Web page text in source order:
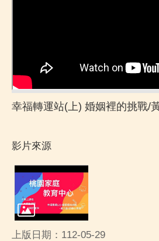
幸福轉運站(上) 婚姻裡的挑戰/
影片來源
上版日期：112-05-29